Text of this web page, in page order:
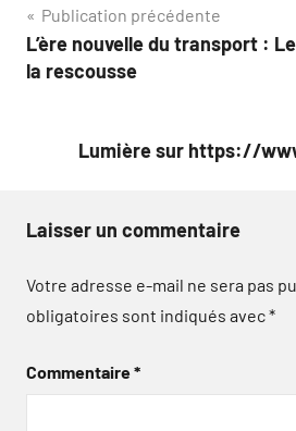
Navigation
de
Publication précédente
L’ère nouvelle du transport :
la rescousse
Lumière sur https://
Laisser un commentaire
Votre adresse e-mail ne sera pas
obligatoires sont indiqués avec*
Commentaire*